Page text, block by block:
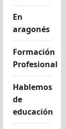
En
aragonés
Formación
Profesional
Hablemos
de
educación